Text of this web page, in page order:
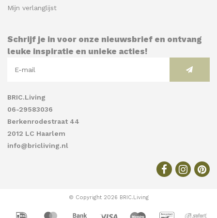
Mijn verlanglijst
Schrijf je in voor onze nieuwsbrief en ontvang
leuke inspiratie en unieke acties!
BRIC.Living
06-29583036
Berkenrodestraat 44
2012 LC Haarlem
info@bricliving.nl
© Copyright 2026 BRIC.Living